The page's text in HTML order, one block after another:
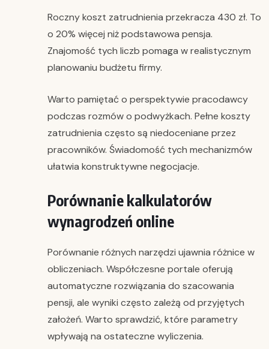
Roczny koszt zatrudnienia przekracza 430 zł. To
o 20% więcej niż podstawowa pensja.
Znajomość tych liczb pomaga w realistycznym
planowaniu budżetu firmy.
Warto pamiętać o perspektywie pracodawcy
podczas rozmów o podwyżkach. Pełne koszty
zatrudnienia często są niedoceniane przez
pracowników. Świadomość tych mechanizmów
ułatwia konstruktywne negocjacje.
Porównanie kalkulatorów
wynagrodzeń online
Porównanie różnych narzędzi ujawnia różnice w
obliczeniach. Współczesne portale oferują
automatyczne rozwiązania do szacowania
pensji, ale wyniki często zależą od przyjętych
założeń. Warto sprawdzić, które parametry
wpływają na ostateczne wyliczenia.